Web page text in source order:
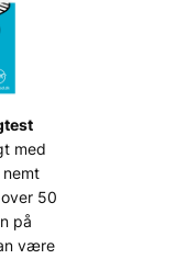
med
50
på
være